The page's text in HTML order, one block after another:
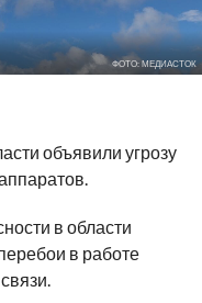
ФОТО: МЕДИАСТОК
объявили угрозу
в области
в работе